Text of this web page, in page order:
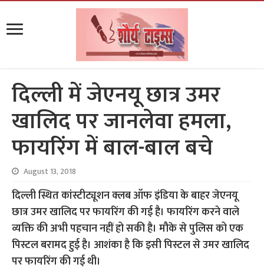
दिल्ली में जेएनयू छात्र उमर
खालिद पर जानलेवा हमला,
फायरिंग में बाल-बाल बचे
August 13, 2018
दिल्ली स्थित कांस्टीट्यूशन क्लब ऑफ इंडिया के बाहर जेएनयू
छात्र उमर खालिद पर फायरिंग की गई है। फायरिंग करने वाले
व्यक्ति की अभी पहचान नहीं हो सकी है। मौके से पुलिस को एक
पिस्टल बरामद हुई है। आशंका है कि इसी पिस्टल से उमर खालिद
पर फायरिंग की गई थी।